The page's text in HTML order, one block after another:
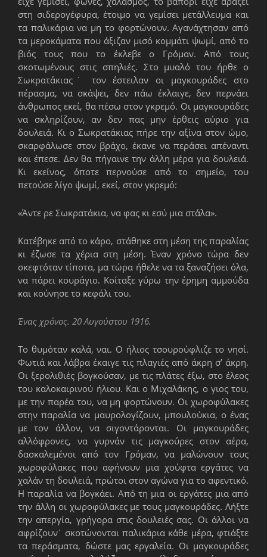
στη σιδερογέφυρα, έτοιμο να γεμίσει μετάλλευμα και
τα παλικάρια να μη το φορτώνουν. Αγανάχτησαν από
τα μεροκάματα που άξιζαν μισό κομμάτι ψωμί, από το
βιός τους που το έκλεβε ο Γρόμαν. Από τους
σκοτωμένους στις σπηλιές. Στο μυαλό του ήρθε ο
Σωκρατάκιας˙ τον έστειλαν οι μαγκουράδες στο
πέρασμα, να σκάψει, δεν πάω έκλαιγε, δεν περνάει
άνθρωπος εκεί, θα πέσω στον γκρεμό. Οι μαγκουράδες
να σκληρίζουν, αν δεν πας μην έρθεις αύριο για
δουλειά. Κι ο Σωκρατάκιας πήρε την αξίνα στον ώμο,
σκαρφάλωσε στον βράχο, έκανε να περάσει απέναντι
και έπεσε. Δεν θα πήγαινε την άλλη μέρα για δουλειά.
Κι εκείνος, όποτε περνούσε από το σημείο, του
πετούσε λίγο ψωμί, εκεί, στον γκρεμό:
«Άντε ρε Σωκρατάκια, να φας κι εσύ μια στάλα».
Κατέβηκε από το κάρο, στάθηκε στη μέση της παραλίας
κι έζωσε τα χέρια στη μέση. Έναν χρόνο τώρα δεν
σκεφτόταν τίποτα, μα τώρα ήθελε να τα ξαναζήσει όλα,
να πάρει κουράγιο. Κοίταξε γύρω την έρημη αμμούδα
και κούνησε το κεφάλι του.
Ένας χρόνος. 20 Αυγούστου 1916.
Το θυμόταν καλά, ναι. Ο ήλιος τσουρούφλιζε το νησί.
Φωτιά και λάβρα έκαιγε τις πλαγιές από άκρη σ’ άκρη.
Οι ξερολιθιές βογκούσαν, με τις πλάτες έξω, στο έλεος
του καλοκαιρινού ήλιου. Και ο Μιχαλάκης, ο γιος του,
με την παρέα του, να μη φορτώνουν. Οι χωροφύλακες
στην παραλία να μαυρολογίζουν, μπουλούκια, ο ένας
με τον άλλον, να σιγοντάρονται. Οι μαγκουράδες
αλλόφρονες, να γυρνάν τις μαγκούρες στον αέρα,
δασκαλεμένοι από τον Γρόμαν, να μαλώνουν τους
χωροφύλακες που αφήνουν μια χούφτα εργάτες να
χαλάν τη δουλειά, πρώτοι στον αγώνα για το αφεντικό.
Η παραλία να βογκάει. Από τη μια οι εργάτες μια από
την άλλη οι χωροφύλακες με τους μαγκουράδες. Λήξτε
την απεργία, γρήγορα στις δουλειές σας. Οι άλλοι να
αφρίζουν˙ σκοτώνονται παλικάρια κάθε μέρα, φτιάξτε
τα περάσματα, δώστε μας εργαλεία. Οι μαγκουράδες